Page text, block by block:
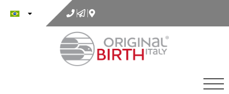
o